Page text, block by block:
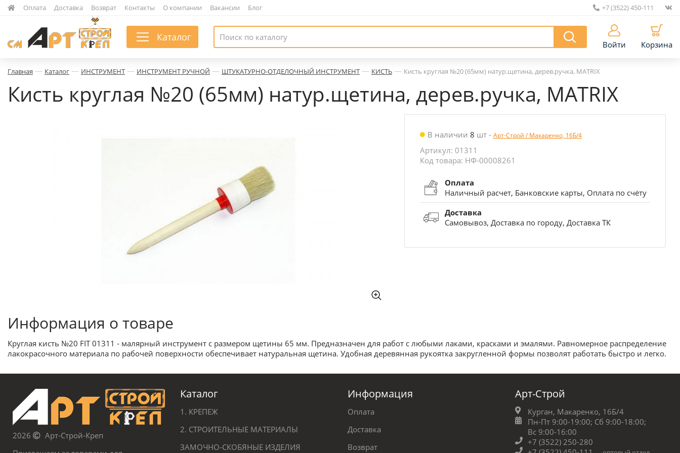
Оплата Доставка Возврат Контакты О компании Вакансии Блог +7 (3522) 450-111
Каталог
Войти Корзина
Главная — Каталог — ИНСТРУМЕНТ — ИНСТРУМЕНТ РУЧНОЙ — ШТУКАТУРНО-ОТДЕЛОЧНЫЙ ИНСТРУМЕНТ — КИСТЬ — Кисть круглая №20 (65мм) натур.щетина, дерев.ручка, MATRIX
Кисть круглая №20 (65мм) натур.щетина, дерев.ручка, MATRIX
В наличии 8 шт - Арт-Строй / Макаренко, 16Б/4
Артикул: 01311
Код товара: НФ-00008261
Оплата
Наличный расчет, Банковские карты, Оплата по счёту
Доставка
Самовывоз, Доставка по городу, Доставка ТК
Информация о товаре
Круглая кисть №20 FIT 01311 - малярный инструмент с размером щетины 65 мм. Предназначен для работ с любыми лаками, красками и эмалями. Равномерное распределение
лакокрасочного материала по рабочей поверхности обеспечивает натуральная щетина. Удобная деревянная рукоятка закругленной формы позволят работать быстро и легко.
2026
Арт-Строй-Креп
Каталог
1. КРЕПЕЖ
2. СТРОИТЕЛЬНЫЕ МАТЕРИАЛЫ
ЗАМОЧНО-СКОБЯНЫЕ ИЗДЕЛИЯ
Информация
Оплата
Доставка
Возврат
Арт-Строй
Курган, Макаренко, 16Б/4
Пн-Пт 9:00-19:00; Сб 9:00-18:00;
Вс 9:00-16:00
+7 (3522) 250-280